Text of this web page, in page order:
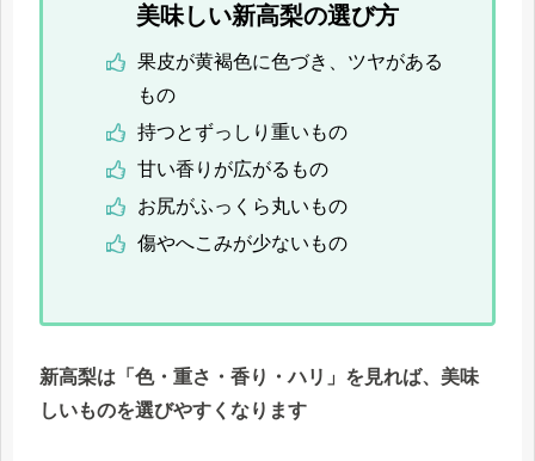
美味しい新高梨の選び方
果皮が黄褐色に色づき、ツヤがある
もの
持つとずっしり重いもの
甘い香りが広がるもの
お尻がふっくら丸いもの
傷やへこみが少ないもの
新高梨は「色・重さ・香り・ハリ」を見れば、美味
しいものを選びやすくなります